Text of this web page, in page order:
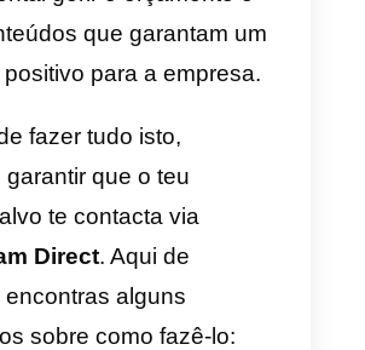
de obter respostas
independentemente do
onde se encontrem.
por isto, a melhor
da API do Instagram
por organizar uma equipa
ficar encarregue das